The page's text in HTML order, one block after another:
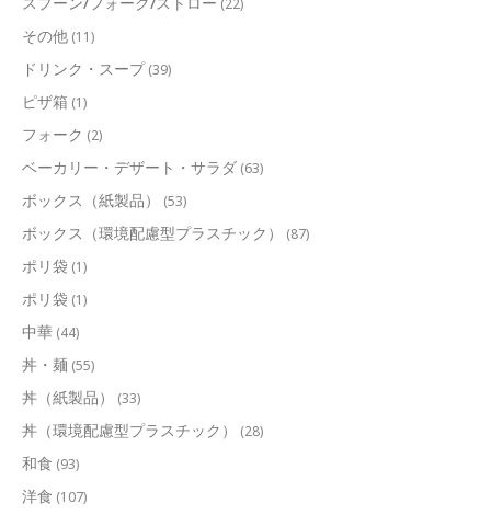
(22)
その他 (11)
ドリンク・スープ (39)
ピザ箱 (1)
フォーク (2)
ベーカリー・デザート・サラダ (63)
ボックス（紙製品） (53)
ボックス（環境配慮型プラスチック） (87)
ポリ袋 (1)
ポリ袋 (1)
中華 (44)
丼・麺 (55)
丼（紙製品） (33)
丼（環境配慮型プラスチック） (28)
和食 (93)
洋食 (107)